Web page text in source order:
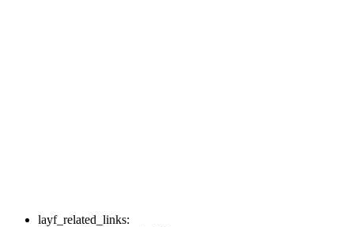
layf_related_links: